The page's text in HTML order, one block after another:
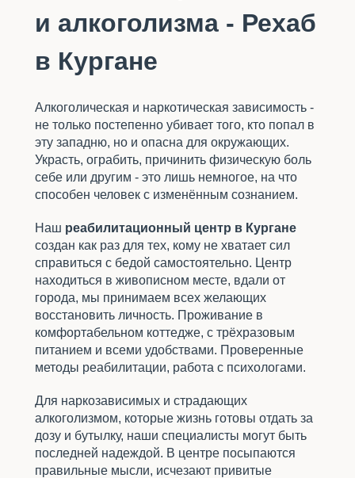
и алкоголизма - Рехаб
в Кургане
Алкоголическая и наркотическая зависимость -
не только постепенно убивает того, кто попал в
эту западню, но и опасна для окружающих.
Украсть, ограбить, причинить физическую боль
себе или другим - это лишь немногое, на что
способен человек с изменённым сознанием.
Наш реабилитационный центр в Кургане
создан как раз для тех, кому не хватает сил
справиться с бедой самостоятельно. Центр
находиться в живописном месте, вдали от
города, мы принимаем всех желающих
восстановить личность. Проживание в
комфортабельном коттедже, с трёхразовым
питанием и всеми удобствами. Проверенные
методы реабилитации, работа с психологами.
Для наркозависимых и страдающих
алкоголизмом, которые жизнь готовы отдать за
дозу и бутылку, наши специалисты могут быть
последней надеждой. В центре посыпаются
правильные мысли, исчезают привитые